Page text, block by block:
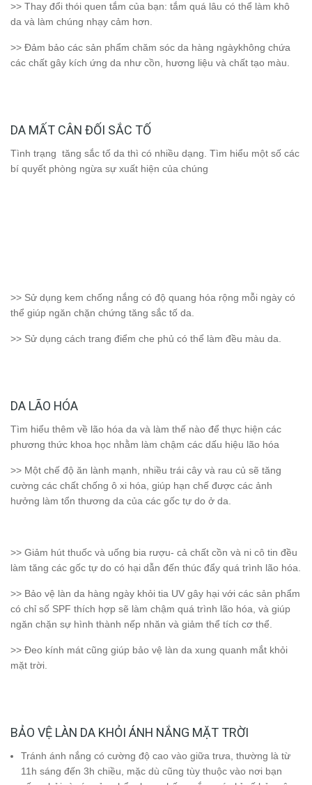
>> Thay đổi thói quen tắm của bạn: tắm quá lâu có thể làm khô
da và làm chúng nhạy cảm hơn.
>> Đảm bảo các sản phẩm chăm sóc da hàng ngàykhông chứa
các chất gây kích ứng da như cồn, hương liệu và chất tạo màu.
DA MẤT CÂN ĐỐI SẮC TỐ
Tình trạng tăng sắc tố da thì có nhiều dạng. Tìm hiểu một số các
bí quyết phòng ngừa sự xuất hiện của chúng
>> Sử dụng kem chống nắng có độ quang hóa rộng mỗi ngày có
thể giúp ngăn chặn chứng tăng sắc tố da.
>> Sử dụng cách trang điểm che phủ có thể làm đều màu da.
DA LÃO HÓA
Tìm hiểu thêm về lão hóa da và làm thế nào để thực hiện các
phương thức khoa học nhằm làm chậm các dấu hiệu lão hóa
>> Một chế độ ăn lành mạnh, nhiều trái cây và rau củ sẽ tăng
cường các chất chống ô xi hóa, giúp hạn chế được các ảnh
hưởng làm tổn thương da của các gốc tự do ở da.
>> Giảm hút thuốc và uống bia rượu- cả chất cồn và ni cô tin đều
làm tăng các gốc tự do có hại dẫn đến thúc đẩy quá trình lão hóa.
>> Bảo vệ làn da hàng ngày khỏi tia UV gây hại với các sản phẩm
có chỉ số SPF thích hợp sẽ làm chậm quá trình lão hóa, và giúp
ngăn chặn sự hình thành nếp nhăn và giảm thể tích cơ thể.
>> Đeo kính mát cũng giúp bảo vệ làn da xung quanh mắt khỏi
mặt trời.
BẢO VỆ LÀN DA KHỎI ÁNH NẮNG MẶT TRỜI
Tránh ánh nắng có cường độ cao vào giữa trưa, thường là từ
11h sáng đến 3h chiều, mặc dù cũng tùy thuộc vào nơi bạn